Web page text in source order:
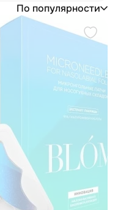
По популярности